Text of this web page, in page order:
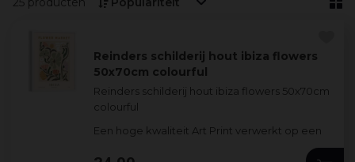
Reinders schilderij hout ibiza flowers
50x70cm colourful
Reinders schilderij hout ibiza flowers 50x70cm
colourful
Een hoge kwaliteit Art Print verwerkt op een
3mm dik MDF-bord. De stijlvolle prints worden